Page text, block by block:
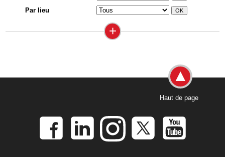
Par lieu
+
Haut de page